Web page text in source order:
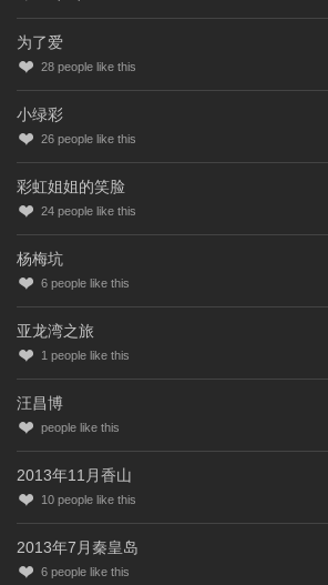
为了爱
28 people like this
小绿彩
26 people like this
彩虹姐姐的笑脸
24 people like this
杨梅坑
6 people like this
亚龙湾之旅
1 people like this
汪昌博
people like this
2013年11月香山
10 people like this
2013年7月秦皇岛
6 people like this